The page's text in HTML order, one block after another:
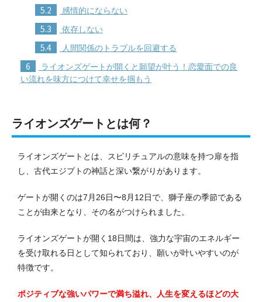
5.2 感情的にならない
5.3 依存しない
5.4 人間関係のトラブルを回避する
6
ライオンズゲートが開くと願望が叶う！恋愛面での良
い流れを味方につけて幸せを掴もう
ライオンズゲートとは何？
ライオンズゲートとは、スピリチュアルの意味を持つ扉を指
し、古代エジプトの神話と深い繋がりがあります。
ゲートが開くのは7月26日〜8月12日で、獅子座の季節である
ことが由来となり、その名がつけられました。
ライオンズゲートが開く18日間は、強力な宇宙のエネルギー
を受け取れる日として知られており、願いが叶いやすいのが
特徴です。
ポジティブな強いパワーで満ち溢れ、人生を変えるほどの大